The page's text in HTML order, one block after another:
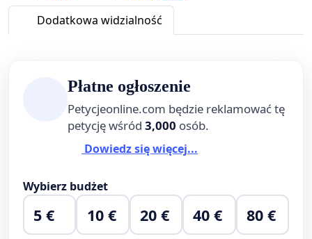
Dodatkowa widzialność
Płatne ogłoszenie
Petycjeonline.com będzie reklamować tę
petycję wśród 3,000 osób.
Dowiedz się więcej...
Wybierz budżet
5 € 10 € 20 € 40 € 80 €